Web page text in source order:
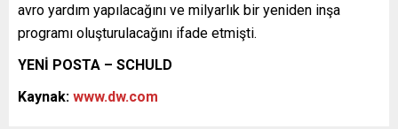
avro yardım yapılacağını ve milyarlık bir yeniden inşa
programı oluşturulacağını ifade etmişti.
YENİ POSTA – SCHULD
Kaynak: www.dw.com